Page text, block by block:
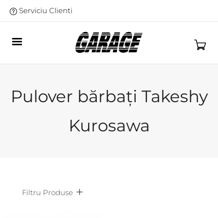
Serviciu Clienti
Pulover bărbați Takeshy
Kurosawa
Filtru Produse